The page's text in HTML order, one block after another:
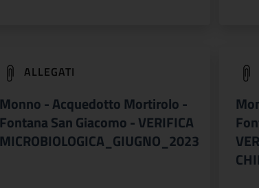
ALLEGATI
Monno - Acquedotto Mortirolo -
Fontana San Giacomo - VERIFICA
MICROBIOLOGICA_GIUGNO_2023
(apre in un'altra scheda).